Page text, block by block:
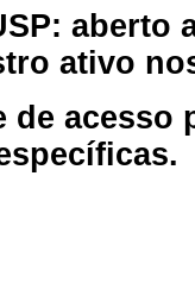
aberto
ativo
de